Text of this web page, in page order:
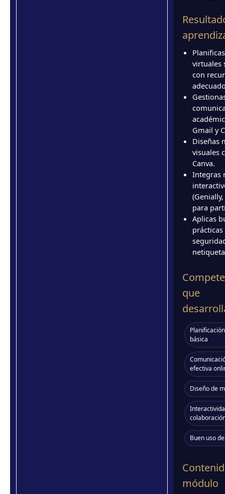
virtuales
con
Gmail y
Diseñas
visuales
Canva.
Integras
para
Aplicas
prácticas
que
básica
efectiva
Diseño de
Buen uso
módulo